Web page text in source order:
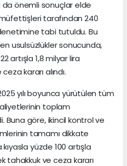
önemli sonuçlar elde
tarafından 240
tabi tutuldu. Bu
usulsüzlükler sonucunda,
artışla 1,8 milyar lira
kararı alındı.
yılı boyunca yürütülen tüm
toplam
Buna göre, ikincil kontrol ve
tamamı dikkate
kıyasla yüzde 100 artışla
tahakkuk ve ceza kararı